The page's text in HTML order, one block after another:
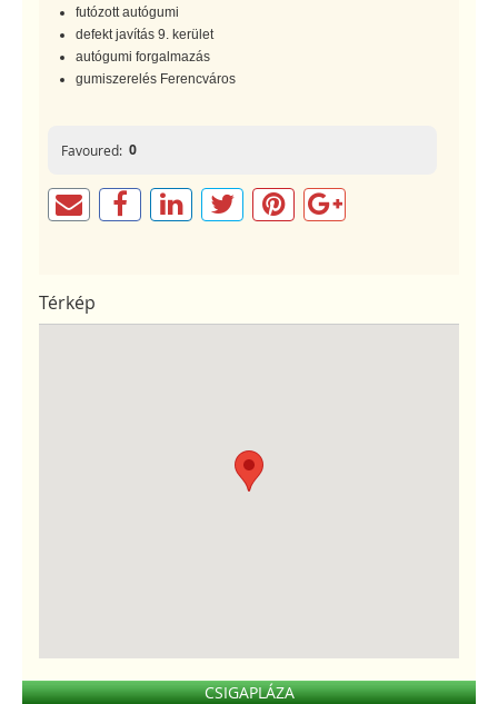
futózott autógumi
defekt javítás 9. kerület
autógumi forgalmazás
gumiszerelés Ferencváros
Favoured: 0
Térkép
CSIGAPLÁZA